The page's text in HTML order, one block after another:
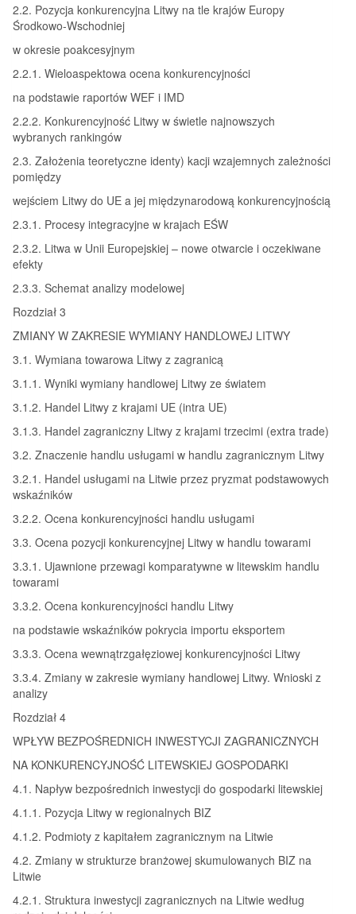
2.2. Pozycja konkurencyjna Litwy na tle krajów Europy
Środkowo-Wschodniej
w okresie poakcesyjnym
2.2.1. Wieloaspektowa ocena konkurencyjności
na podstawie raportów WEF i IMD
2.2.2. Konkurencyjność Litwy w świetle najnowszych
wybranych rankingów
2.3. Założenia teoretyczne identy) kacji wzajemnych zależności
pomiędzy
wejściem Litwy do UE a jej międzynarodową konkurencyjnością
2.3.1. Procesy integracyjne w krajach EŚW
2.3.2. Litwa w Unii Europejskiej – nowe otwarcie i oczekiwane
efekty
2.3.3. Schemat analizy modelowej
Rozdział 3
ZMIANY W ZAKRESIE WYMIANY HANDLOWEJ LITWY
3.1. Wymiana towarowa Litwy z zagranicą
3.1.1. Wyniki wymiany handlowej Litwy ze światem
3.1.2. Handel Litwy z krajami UE (intra UE)
3.1.3. Handel zagraniczny Litwy z krajami trzecimi (extra trade)
3.2. Znaczenie handlu usługami w handlu zagranicznym Litwy
3.2.1. Handel usługami na Litwie przez pryzmat podstawowych
wskaźników
3.2.2. Ocena konkurencyjności handlu usługami
3.3. Ocena pozycji konkurencyjnej Litwy w handlu towarami
3.3.1. Ujawnione przewagi komparatywne w litewskim handlu
towarami
3.3.2. Ocena konkurencyjności handlu Litwy
na podstawie wskaźników pokrycia importu eksportem
3.3.3. Ocena wewnątrzgałęziowej konkurencyjności Litwy
3.3.4. Zmiany w zakresie wymiany handlowej Litwy. Wnioski z
analizy
Rozdział 4
WPŁYW BEZPOŚREDNICH INWESTYCJI ZAGRANICZNYCH
NA KONKURENCYJNOŚĆ LITEWSKIEJ GOSPODARKI
4.1. Napływ bezpośrednich inwestycji do gospodarki litewskiej
4.1.1. Pozycja Litwy w regionalnych BIZ
4.1.2. Podmioty z kapitałem zagranicznym na Litwie
4.2. Zmiany w strukturze branżowej skumulowanych BIZ na
Litwie
4.2.1. Struktura inwestycji zagranicznych na Litwie według